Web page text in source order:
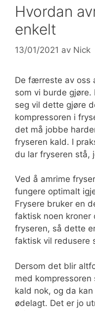
Hvordan
enkelt
13/01/2021 av Nick
De færreste av oss
som vi burde
seg vil dette gjøre
kompressoren i
det må jobbe
fryseren kald. I
du lar fryseren stå,
Ved å amrime
fungere optimalt
Frysere bruker en
faktisk noen kroner
fryseren, så dette
faktisk vil redusere
Dersom det blir
med
kald nok, og da
ødelagt. Det er jo